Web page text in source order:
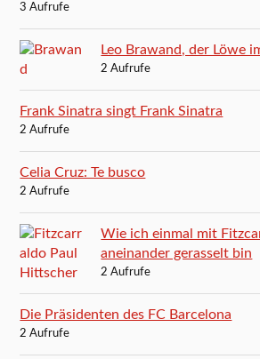
3 Aufrufe
Leo Brawand, der Löwe
2 Aufrufe
Frank Sinatra singt Frank Sinatra
2 Aufrufe
Celia Cruz: Te busco
2 Aufrufe
Wie ich einmal mit
aneinander gerasselt bin
2 Aufrufe
Die Präsidenten des FC Barcelona
2 Aufrufe